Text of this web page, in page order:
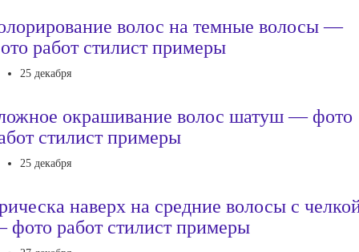
волос на темные волосы —
работ стилист примеры
25 декабря
окрашивание волос шатуш — фото
стилист примеры
25 декабря
наверх на средние волосы с
работ стилист примеры